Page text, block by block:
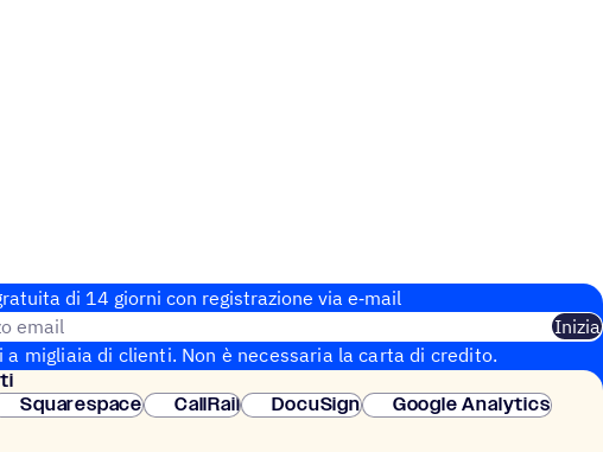
di 14 giorni con regi­stra­zione via e‑mail
email
Inizia
a migliaia di clienti. Non è necessaria la carta di credito.
istantanea.
Squarespace CallRail DocuSign
Google Analytics